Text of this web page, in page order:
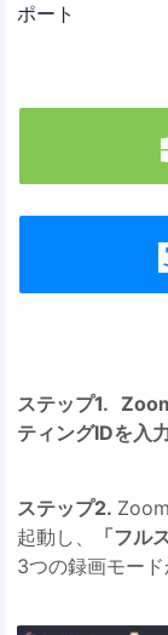
ポート
ステップ1.
ティングIDを入
ステップ2.
起動し、
「フル
3つの録画モード